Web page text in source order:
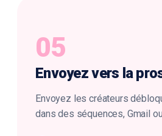
05
Envoyez vers la
Envoyez les créateurs
dans des séquences, Gmail